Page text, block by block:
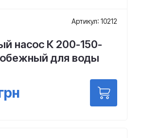
Артикул: 10212
насос К 200-150-
для воды